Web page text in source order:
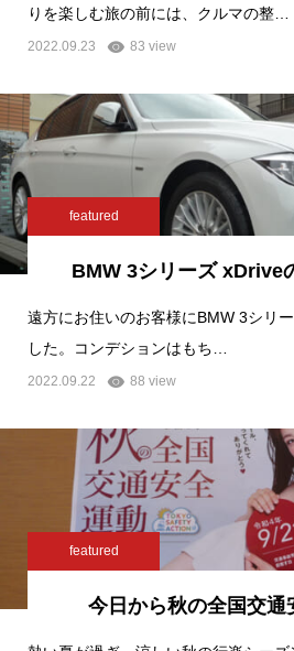
りを楽しむ旅の前には、クルマの整…
2022.09.23 83 view
featured
BMW 3シリーズ xDrive
遠方にお住いのお客様にBMW 3シリ
した。コンデションはもち…
2022.09.22 88 view
featured
今日から秋の全国交通